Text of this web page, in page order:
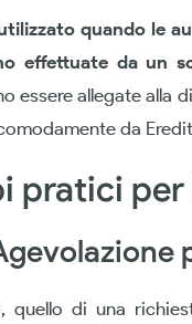
quando le
effettuate da un
essere allegate alla
da
pratici per
quello di una